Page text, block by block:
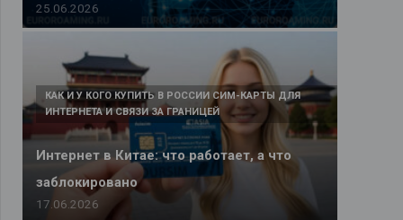
25.06.2026
Интернет в Китае: что работает, а что
заблокировано
КАК И У КОГО КУПИТЬ В РОССИИ СИМ-КАРТЫ ДЛЯ
ИНТЕРНЕТА И СВЯЗИ ЗА ГРАНИЦЕЙ
17.06.2026